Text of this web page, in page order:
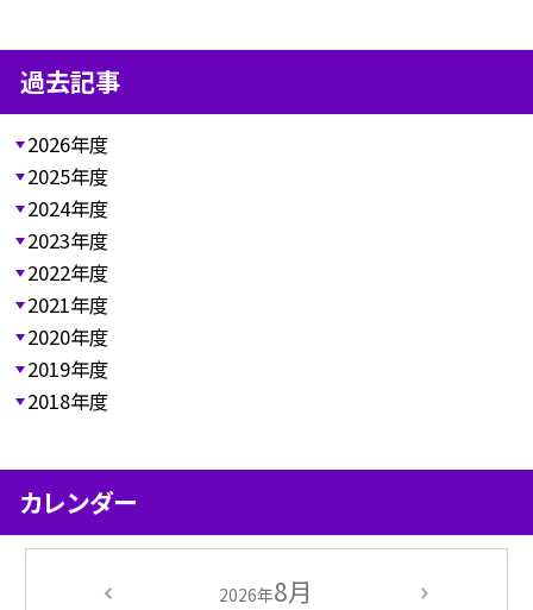
過去記事
2026年度
2025年度
2024年度
2023年度
2022年度
2021年度
2020年度
2019年度
2018年度
カレンダー
2026年8月